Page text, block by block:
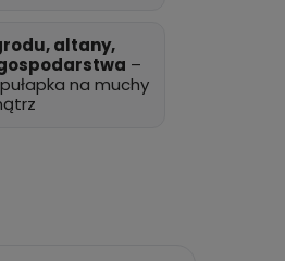
altany,
–
na muchy